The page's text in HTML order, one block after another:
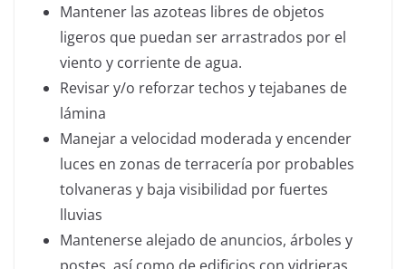
Mantener las azoteas libres de objetos
ligeros que puedan ser arrastrados por el
viento y corriente de agua.
Revisar y/o reforzar techos y tejabanes de
lámina
Manejar a velocidad moderada y encender
luces en zonas de terracería por probables
tolvaneras y baja visibilidad por fuertes
lluvias
Mantenerse alejado de anuncios, árboles y